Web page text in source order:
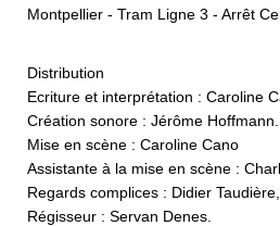
Montpellier - Tram Ligne 3 - Arrêt
Distribution
Ecriture et interprétation : Caroline
Création sonore : Jérôme Hoffmann.
Mise en scène : Caroline Cano
Assistante à la mise en scène :
Regards complices : Didier
Régisseur : Servan Denes.